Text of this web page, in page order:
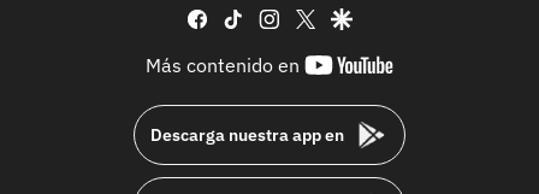
facebook
tiktok instagram
twittergoogle
Más contenido en
youtube-
Descarga nuestra app en